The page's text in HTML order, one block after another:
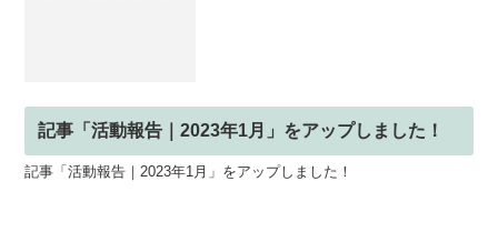
記事「活動報告｜2023年1月」をアップしました！
記事「活動報告｜2023年1月」をアップしました！